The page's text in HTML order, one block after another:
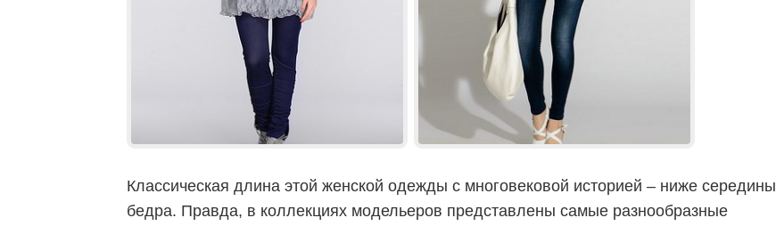
Классическая длина этой женской одежды с многовековой историей – ниже середины
бедра. Правда, в коллекциях модельеров представлены самые разнообразные